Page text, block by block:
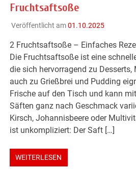
Fruchtsaftsoße
Veröffentlicht am01.10.2025
2 Fruchtsaftsoße – Einfaches
Die Fruchtsaftsoße ist eine
die sich hervorragend zu Desserts,
auch zu Grießbrei und Pudding
Frische auf den Tisch und kann
Säften ganz nach Geschmack
Kirsch, Johannisbeere oder
ist unkompliziert: Der Saft […]
WEITERLESEN